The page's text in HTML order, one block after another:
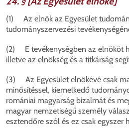
(1) Az elnök az Egyesület
tudományszervezési
(2) E tevékenységben az elnököt
illetve az elnökség és a titkárság
(3) Az Egyesület elnökévé csak
minősítéssel, kiemelkedő
romániai magyarság bizalmát és
magyar nemzetiségű személy
esztendőre szól és ez csak egyszer